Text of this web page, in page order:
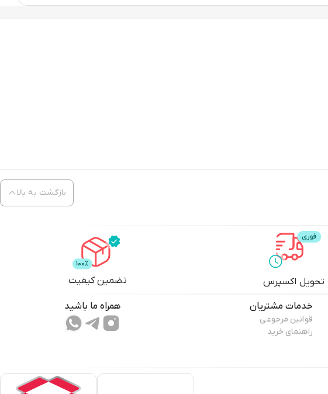
بازگشت به بالا
تحویل اکسپرس تضمین کیفیت
خدمات مشتریان
قوانین مرجوعی
راهنمای خرید
همراه ما باشید